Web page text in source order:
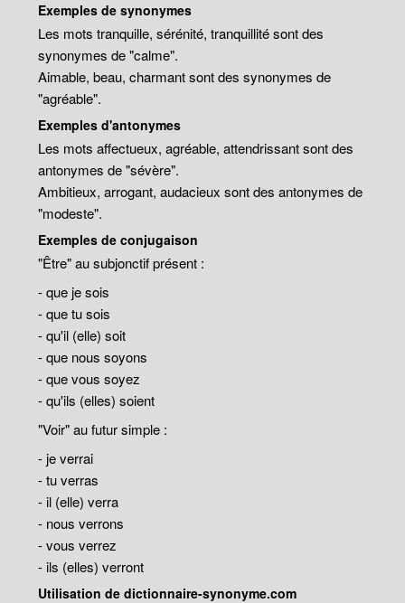
Exemples de synonymes
Les mots tranquille, sérénité, tranquillité sont des
synonymes de "calme".
Aimable, beau, charmant sont des synonymes de
"agréable".
Exemples d'antonymes
Les mots affectueux, agréable, attendrissant sont des
antonymes de "sévère".
Ambitieux, arrogant, audacieux sont des antonymes de
"modeste".
Exemples de conjugaison
"Être" au subjonctif présent :
- que je sois
- que tu sois
- qu'il (elle) soit
- que nous soyons
- que vous soyez
- qu'ils (elles) soient
"Voir" au futur simple :
- je verrai
- tu verras
- il (elle) verra
- nous verrons
- vous verrez
- ils (elles) verront
Utilisation de dictionnaire-synonyme.com